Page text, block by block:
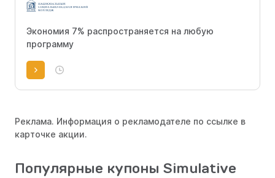
Экономия 7% распространяется на любую
программу
Реклама. Информация о рекламодателе по ссылке в
карточке акции.
Популярные купоны Simulative